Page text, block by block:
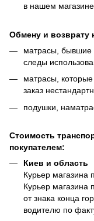
в нашем магазине
Обмену и возврату
матрасы,
следы
матрасы,
заказ
подушки,
Стоимость
покупателем:
Киев и область
Курьер магазина
Курьер магазина
от знака конца
водителю по